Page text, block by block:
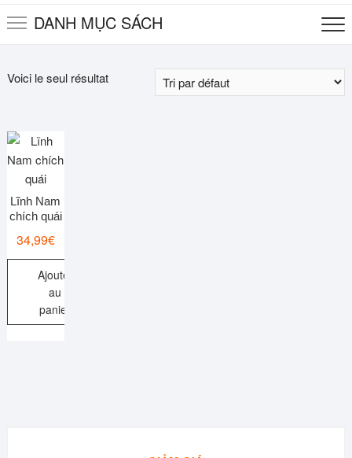
DANH MỤC SÁCH
Voici le seul résultat
Lĩnh Nam
chích quái
34,99€
Ajouter
au
panier